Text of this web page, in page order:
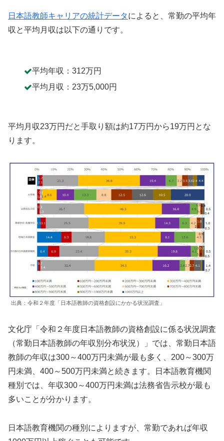
日本語教師キャリアの統計データによると、常勤の平均年
収と平均月収は以下の通りです。
平均年収：312万円
平均月収：23万5,000円
平均月収23万円だと手取り額は約17万円から19万円とな
ります。
出典：令和２年度「日本語教師の資格創設にかかる状況調査」
文化庁「令和２年度日本語教師の資格創設に係る状況調査
（常勤日本語教師の年収別分布状況）」では、常勤日本語
教師の年収は300～400万円未満が最も多く、200～300万
円未満、400～500万円未満と続きます。日本語教育機関
種別では、年収300～400万円未満は法務省告示校が最も
多いことが分かります。
日本語教育機関の種別によりますが、常勤であれば年収